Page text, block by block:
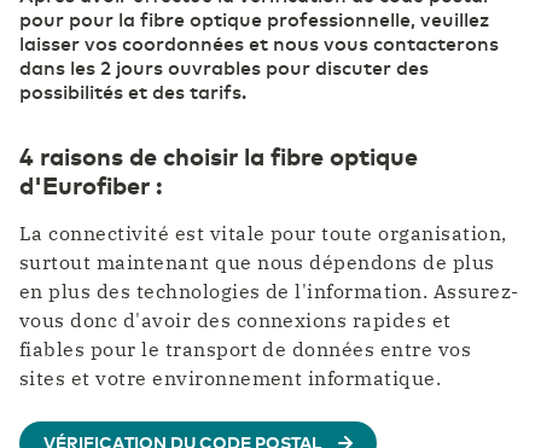
pour pour la fibre optique professionnelle, veuillez
laisser vos coordonnées et nous vous contacterons
dans les 2 jours ouvrables pour discuter des
possibilités et des tarifs.
4 raisons de choisir la fibre optique
d'Eurofiber :
La connectivité est vitale pour toute organisation,
surtout maintenant que nous dépendons de plus
en plus des technologies de l'information. Assurez-
vous donc d'avoir des connexions rapides et
fiables pour le transport de données entre vos
sites et votre environnement informatique.
VÉRIFICATION DU CODE POSTAL